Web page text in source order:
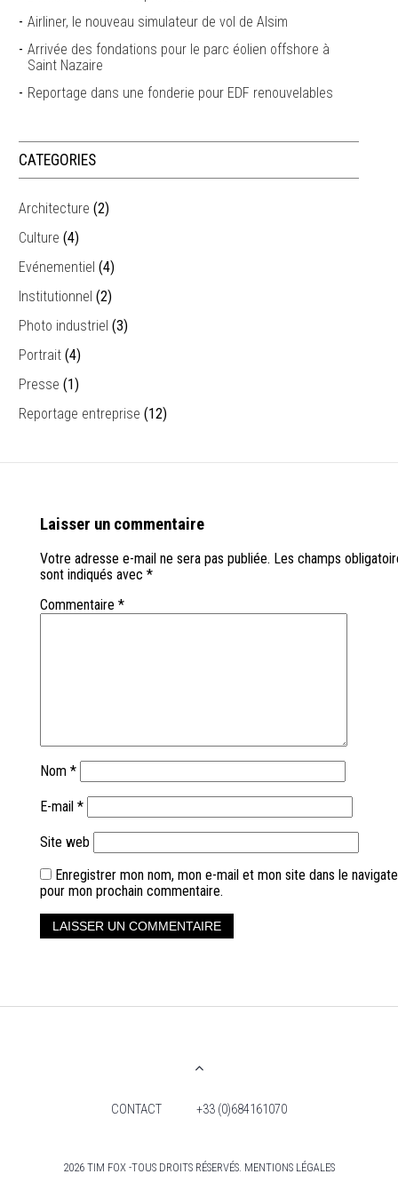
Airliner, le nouveau simulateur de vol de Alsim
Arrivée des fondations pour le parc éolien offshore à
Saint Nazaire
Reportage dans une fonderie pour EDF renouvelables
CATEGORIES
Architecture (2)
Culture (4)
Evénementiel (4)
Institutionnel (2)
Photo industriel (3)
Portrait (4)
Presse (1)
Reportage entreprise (12)
Laisser un commentaire
Votre adresse e-mail ne sera pas publiée. Les champs
sont indiqués avec *
Commentaire *
Nom *
E-mail *
Site web
Enregistrer mon nom, mon e-mail et mon site dans le
pour mon prochain commentaire.
CONTACT +33 (0)684161070
2026 TIM FOX -TOUS DROITS RÉSERVÉS. MENTIONS LÉGALES